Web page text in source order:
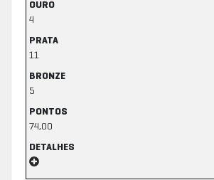
OURO
4
PRATA
11
BRONZE
5
PONTOS
74,00
DETALHES